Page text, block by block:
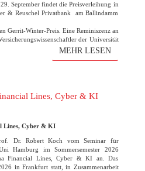
September findet die Preisverleihung in
& Reuschel Privatbank am Ballindamm
Gerrit-Winter-Preis. Eine Reminiszenz an
der Universität
wie immer auf die zahlreichen
MEHR LESEN
Lines, Cyber & KI
Lines, Cyber & KI
Dr. Robert Koch vom Seminar für
Hamburg im Sommersemester 2026
Financial Lines, Cyber & KI an. Das
in Frankfurt statt, in Zusammenarbeit